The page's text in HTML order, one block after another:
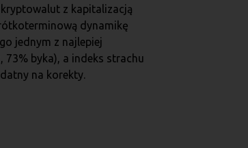
z kapitalizacją
dynamikę
jednym z najlepiej
byka), a indeks strachu
na korekty.